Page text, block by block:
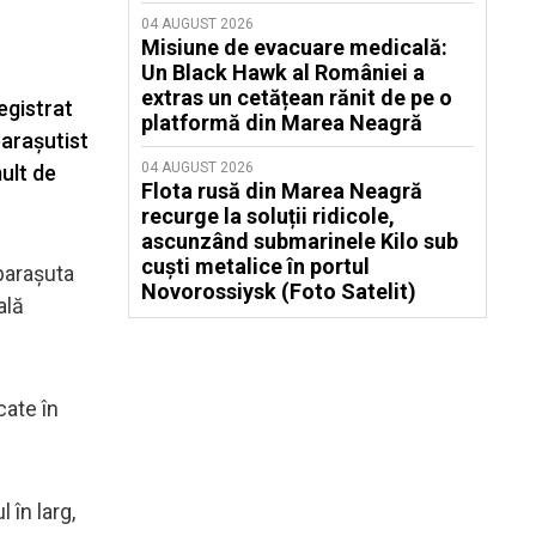
de
în
în larg,
04 AUGUST 2026
Misiune de evacuare medicală:
Un Black Hawk al României a
extras un cetățean rănit de pe o
platformă din Marea Neagră
04 AUGUST 2026
Flota rusă din Marea Neagră
recurge la soluții ridicole,
ascunzând submarinele Kilo sub
cuști metalice în portul
Novorossiysk (Foto Satelit)